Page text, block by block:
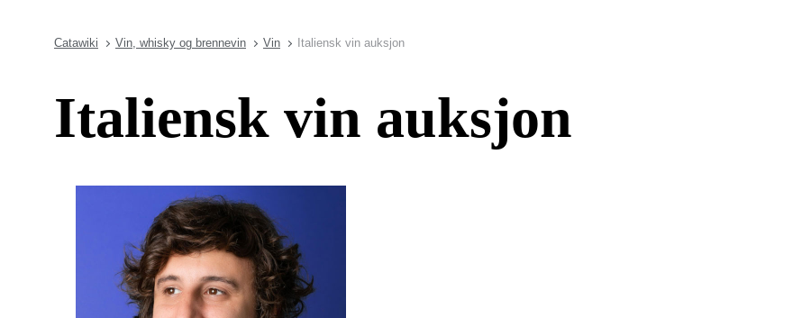
Catawiki Vin, whisky og brennevin Vin Italiensk vin auksjon
Italiensk vin auksjon